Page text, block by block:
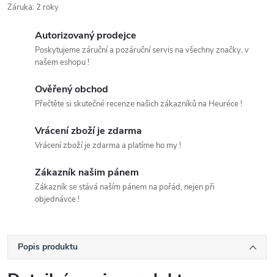
Záruka: 2 roky
Autorizovaný prodejce
Poskytujeme záruční a pozáruční servis na všechny značky, v
našem eshopu !
Ověřený obchod
Přečtěte si skutečné recenze našich zákazníků na Heuréce !
Vrácení zboží je zdarma
Vrácení zboží je zdarma a platíme ho my !
Zákazník našim pánem
Zákazník se stává naším pánem na pořád, nejen při
objednávce !
Popis produktu